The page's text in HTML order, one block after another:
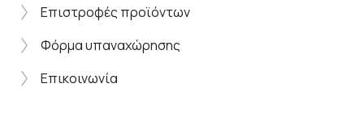
Επιστροφές προϊόντων
Φόρμα υπαναχώρησης
Επικοινωνία